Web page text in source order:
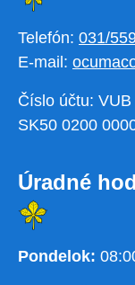
Telefón: 031/
E-mail:
Číslo účtu: VUB
SK50 0200
Úradné
Pondelok: